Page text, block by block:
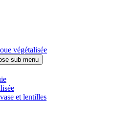
végétalisée
sub menu
et lentilles